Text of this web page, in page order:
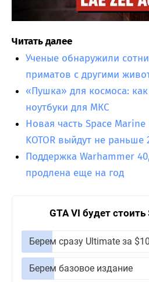
Читать далее
Ученые обнаружили
приматов с другими
«Пушка» для космоса:
ноутбуки для МКС
Новая часть Space
KOTOR выйдут не раньше
Поддержка Warhammer
продлена еще на год
GTA VI будет
Берем сразу Ultimate за
Берем базовое издание